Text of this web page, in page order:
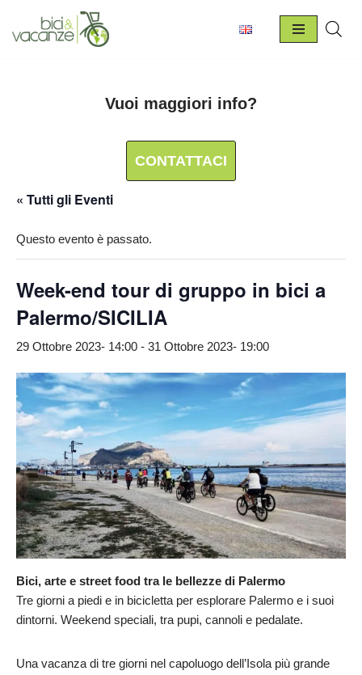
Vai
Vuoi maggiori info?
CONTATTACI
« Tutti gli Eventi
Questo evento è passato.
Week-end tour di gruppo in bici a
Palermo/SICILIA
29 Ottobre 2023- 14:00 - 31 Ottobre 2023- 19:00
Bici, arte e street food tra le bellezze di Palermo
Tre giorni a piedi e in bicicletta per esplorare Palermo e i suoi
dintorni. Weekend speciali, tra pupi, cannoli e pedalate.
Una vacanza di tre giorni nel capoluogo dell’Isola più grande